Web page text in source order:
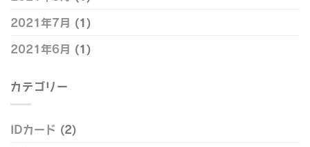
2021年7月 (1)
2021年6月 (1)
カテゴリー
IDカード (2)